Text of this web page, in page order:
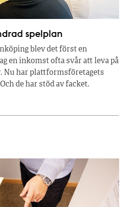
spelplan
blev det först en
en inkomst ofta svår att leva på
Nu har plattformsföretagets
de har stöd av facket.